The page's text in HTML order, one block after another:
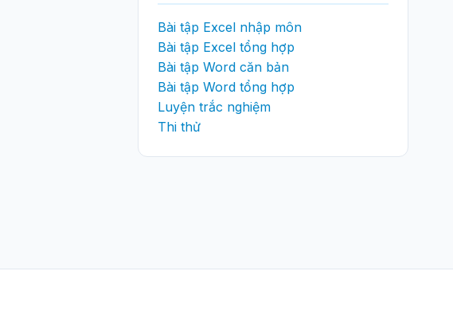
Bài tập Excel nhập môn
Bài tập Excel tổng hợp
Bài tập Word căn bản
Bài tập Word tổng hợp
Luyện trắc nghiệm
Thi thử